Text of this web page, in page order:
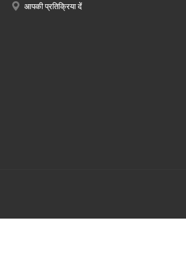
आपकी प्रतिक्रिया दें